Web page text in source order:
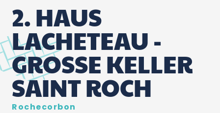
8 Top 8
9 Top 9
10 Top 10
2. HAUS
LACHETEAU -
GROSSE KELLER S
AINT ROCH
Rochecorbon